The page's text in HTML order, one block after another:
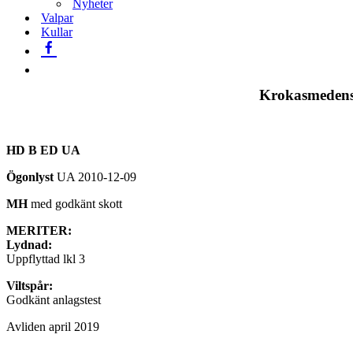
Nyheter
Valpar
Kullar
HD B ED UA
Ögonlyst UA 2010-12-09
MHmed godkänt skott
MERITER:
Lydnad:
Uppflyttad lkl 3
Viltspår:
Godkänt anlagstest
Avliden april 2019